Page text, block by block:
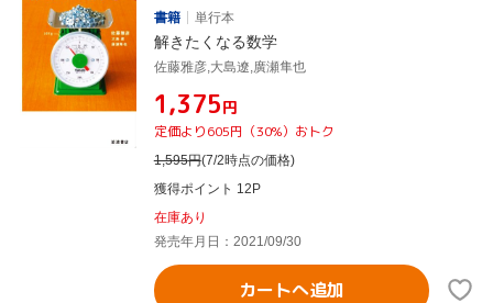
書籍
単行本
解きたくなる数学
佐藤雅彦,大島遼,廣瀬隼也
¥1,375円
定価より605円（30%）おトク
1,595円(7/2時点の価格)
獲得ポイント 12P
在庫あり
発売年月日：2021/09/30
カートへ追加